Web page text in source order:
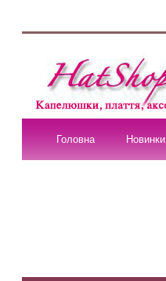
Головна Новинки